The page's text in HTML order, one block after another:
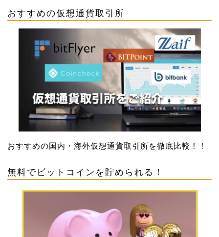
おすすめの仮想通貨取引所
おすすめの国内・海外仮想通貨取引所を徹底比較！！
無料でビットコインを貯められる！